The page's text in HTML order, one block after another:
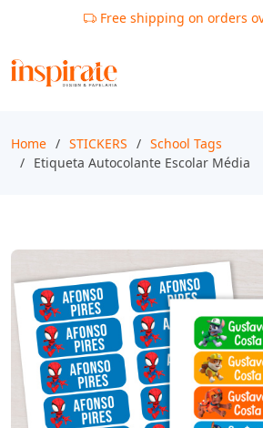
Home STICKERS
School Tags
Etiqueta Autocolante Escolar Média